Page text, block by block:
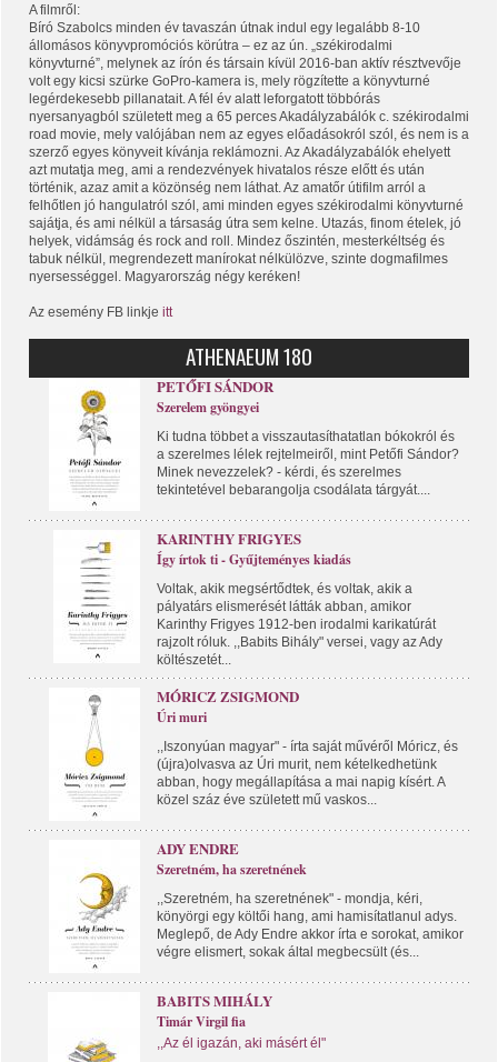
A filmről:
Bíró Szabolcs minden év tavaszán útnak indul egy legalább 8-10
állomásos könyvpromóciós körútra – ez az ún. „székirodalmi
könyvturné”, melynek az írón és társain kívül 2016-ban aktív résztvevője
volt egy kicsi szürke GoPro-kamera is, mely rögzítette a könyvturné
legérdekesebb pillanatait. A fél év alatt leforgatott többórás
nyersanyagból született meg a 65 perces Akadályzabálók c. székirodalmi
road movie, mely valójában nem az egyes előadásokról szól, és nem is a
szerző egyes könyveit kívánja reklámozni. Az Akadályzabálók ehelyett
azt mutatja meg, ami a rendezvények hivatalos része előtt és után
történik, azaz amit a közönség nem láthat. Az amatőr útifilm arról a
felhőtlen jó hangulatról szól, ami minden egyes székirodalmi könyvturné
sajátja, és ami nélkül a társaság útra sem kelne. Utazás, finom ételek, jó
helyek, vidámság és rock and roll. Mindez őszintén, mesterkéltség és
tabuk nélkül, megrendezett manírokat nélkülözve, szinte dogmafilmes
nyersességgel. Magyarország négy keréken!
Az esemény FB linkje itt
ATHENAEUM 180
PETŐFI SÁNDOR
Szerelem gyöngyei
Ki tudna többet a visszautasíthatatlan bókokról és
a szerelmes lélek rejtelmeiről, mint Petőfi Sándor?
Minek nevezzelek? - kérdi, és szerelmes
tekintetével bebarangolja csodálata tárgyát....
KARINTHY FRIGYES
Így írtok ti - Gyűjteményes kiadás
Voltak, akik megsértődtek, és voltak, akik a
pályatárs elismerését látták abban, amikor
Karinthy Frigyes 1912-ben irodalmi karikatúrát
rajzolt róluk. ,,Babits Bihály" versei, vagy az Ady
költészetét...
MÓRICZ ZSIGMOND
Úri muri
,,Iszonyúan magyar" - írta saját művéről Móricz, és
(újra)olvasva az Úri murit, nem kételkedhetünk
abban, hogy megállapítása a mai napig kísért. A
közel száz éve született mű vaskos...
ADY ENDRE
Szeretném, ha szeretnének
,,Szeretném, ha szeretnének" - mondja, kéri,
könyörgi egy költői hang, ami hamisítatlanul adys.
Meglepő, de Ady Endre akkor írta e sorokat, amikor
végre elismert, sokak által megbecsült (és...
BABITS MIHÁLY
Timár Virgil fia
,,Az él igazán, aki másért él"